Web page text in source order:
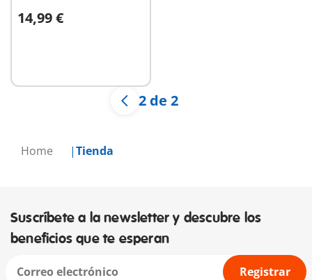
Home Tienda
14,99 €
2 de 2
Suscríbete a la newsletter y descubre los
beneficios que te esperan
Registrar